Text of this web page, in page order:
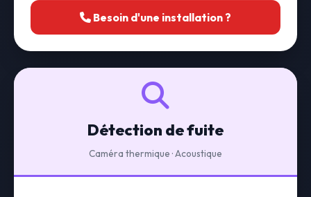
Besoin d'une installation ?
Détection de fuite
Caméra thermique · Acoustique